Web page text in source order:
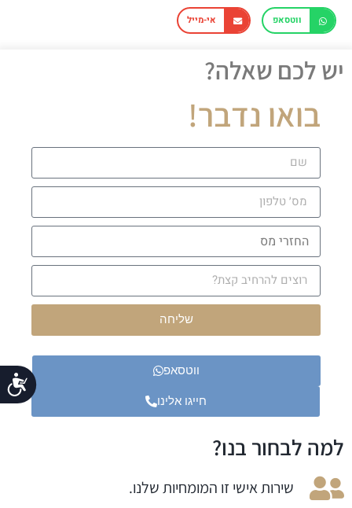
ווטסאפ אי-מייל
יש לכם שאלה?
בואו נדבר!
שליחה
ווטסאפ
חייגו אלינו
למה לבחור בנו?
שירות אישי זו המומחיות שלנו.